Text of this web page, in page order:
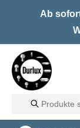
Ab
Home
Products
search